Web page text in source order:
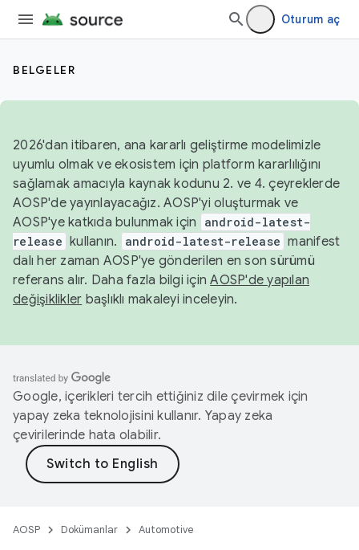
Oturum aç
BELGELER
2026'dan itibaren, ana kararlı geliştirme modelimizle
uyumlu olmak ve ekosistem için platform kararlılığını
sağlamak amacıyla kaynak kodunu 2. ve 4. çeyreklerde
AOSP'de yayınlayacağız. AOSP'yi oluşturmak ve
AOSP'ye katkıda bulunmak için
android-latest-
release kullanın. android-latest-release manifest
dalı her zaman AOSP'ye gönderilen en son sürümü
referans alır. Daha fazla bilgi içinAOSP'de yapılan
değişiklikler başlıklı makaleyi inceleyin.
Google, içerikleri tercih ettiğiniz dile çevirmek için
yapay zeka teknolojisini kullanır. Yapay zeka
çevirilerinde hata olabilir.
AOSP Dokümanlar Automotive